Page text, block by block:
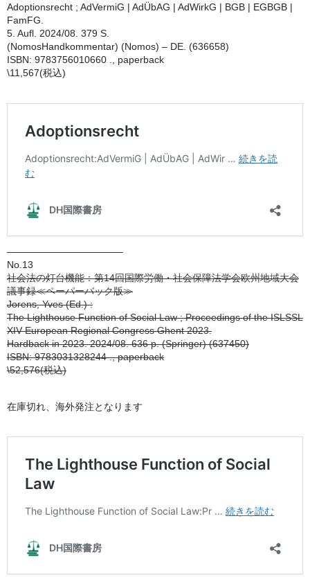
Adoptionsrecht ; AdVermiG | AdÜbAG | AdWirkG | BGB | EGBGB |
FamFG.
5. Aufl. 2024/08. 379 S.
(NomosHandkommentar) (Nomos) – DE. (636658)
ISBN: 9783756010660 ., paperback
\11,567(税込)
————————————
No.13
社会法の灯台機能：第14回国際労働・社会保障法学会欧州地域大会
議事録≪ペーパーバック版≫
Jorens, Yves (Ed.) :
The Lighthouse Function of Social Law ; Proceedings of the ISLSSL
XIV European Regional Congress Ghent 2023.
Hardback in 2023. 2024/08. 636 p. (Springer) (637450)
ISBN: 9783031328244 ., paperback
\52,576(税込)
在庫切れ、海外発注となります